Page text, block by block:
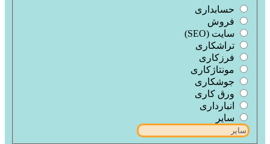
حسابداری
فروش
سایت (SEO)
تراشکاری
فرزکاری
مونتاژکاری
جوشکاری
ورق کاری
انبارداری
سایر